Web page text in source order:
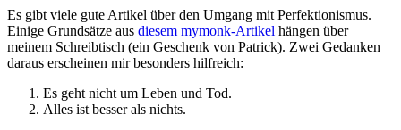
Es gibt viele gute Artikel über den Umgang mit Perfektionismus.
Einige Grundsätze aus diesem mymonk-Artikel hängen über
meinem Schreibtisch (ein Geschenk von Patrick). Zwei Gedanken
daraus erscheinen mir besonders hilfreich:
Es geht nicht um Leben und Tod.
Alles ist besser als nichts.